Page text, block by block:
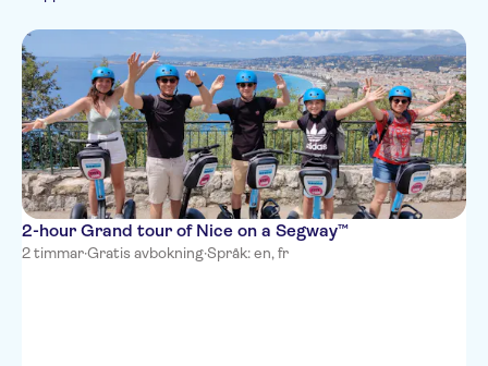
traditioner
Toppattraktioner
2-hour Grand tour of Nice on a Segway™
2 timmar·Gratis avbokning·Språk: en, fr